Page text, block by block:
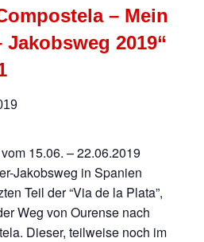
– Mein
Jakobsweg 2019“
15.06. – 22.06.2019
Jakobsweg in Spanien
Teil der “Via de la Plata”,
Weg von Ourense nach
Dieser, teilweise noch im